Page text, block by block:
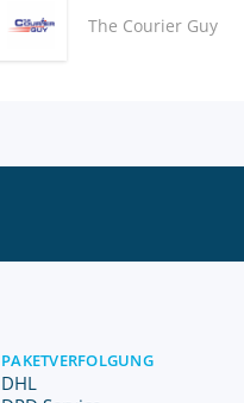
The Courier Guy
PAKETVERFOLGUNG
DHL